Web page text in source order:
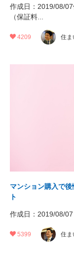
作成日：2019/08/
（保証料...
4209 住ま
マンション購入で
ト
作成日：2019/08/07
5399 住ま